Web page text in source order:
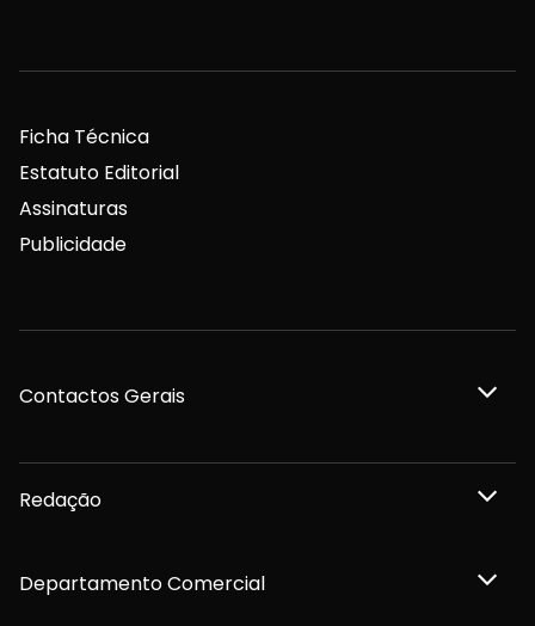
Ficha Técnica
Estatuto Editorial
Assinaturas
Publicidade
Contactos Gerais
Redação
Departamento Comercial